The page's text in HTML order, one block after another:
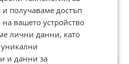
е без ДДС
24 юни
207 1.6 hdi 90кс
получаваме достъп
вашето устройство
лични данни, като
и данни за